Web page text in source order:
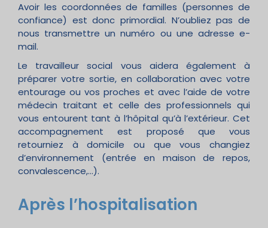
Avoir les coordonnées de familles (personnes de
confiance) est donc primordial. N’oubliez pas de
nous transmettre un numéro ou une adresse e-
mail.
Le travailleur social vous aidera également à
préparer votre sortie, en collaboration avec votre
entourage ou vos proches et avec l’aide de votre
médecin traitant et celle des professionnels qui
vous entourent tant à l’hôpital qu’à l’extérieur. Cet
accompagnement est proposé que vous
retourniez à domicile ou que vous changiez
d’environnement (entrée en maison de repos,
convalescence,…).
Après l’hospitalisation